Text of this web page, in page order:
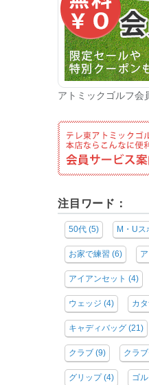
アトミックゴルフ
注目ワード：
50代 (5) M・Uス
お家で練習 (6)
アイアンセット (4)
ウェッジ (4) カ
キャディバッグ (21)
クラブ (9) クラ
グリップ(4) ゴ